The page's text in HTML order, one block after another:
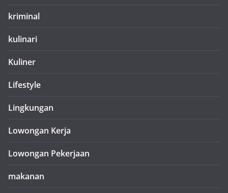
kriminal
kulinari
Kuliner
Lifestyle
Lingkungan
Lowongan Kerja
Lowongan Pekerjaan
makanan